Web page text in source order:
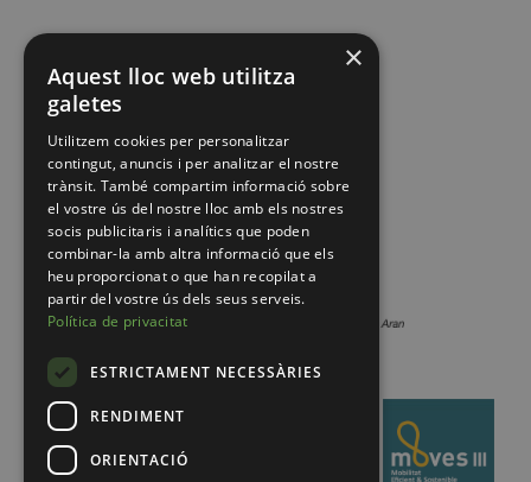
×
Aquest lloc web utilitza
galetes
Utilitzem cookies per personalitzar
contingut, anuncis i per analitzar el nostre
trànsit. També compartim informació sobre
el vostre ús del nostre lloc amb els nostres
socis publicitaris i analítics que poden
combinar-la amb altra informació que els
heu proporcionat o que han recopilat a
partir del vostre ús dels seus serveis.
Política de privacitat
ESTRICTAMENT NECESSÀRIES
RENDIMENT
ORIENTACIÓ